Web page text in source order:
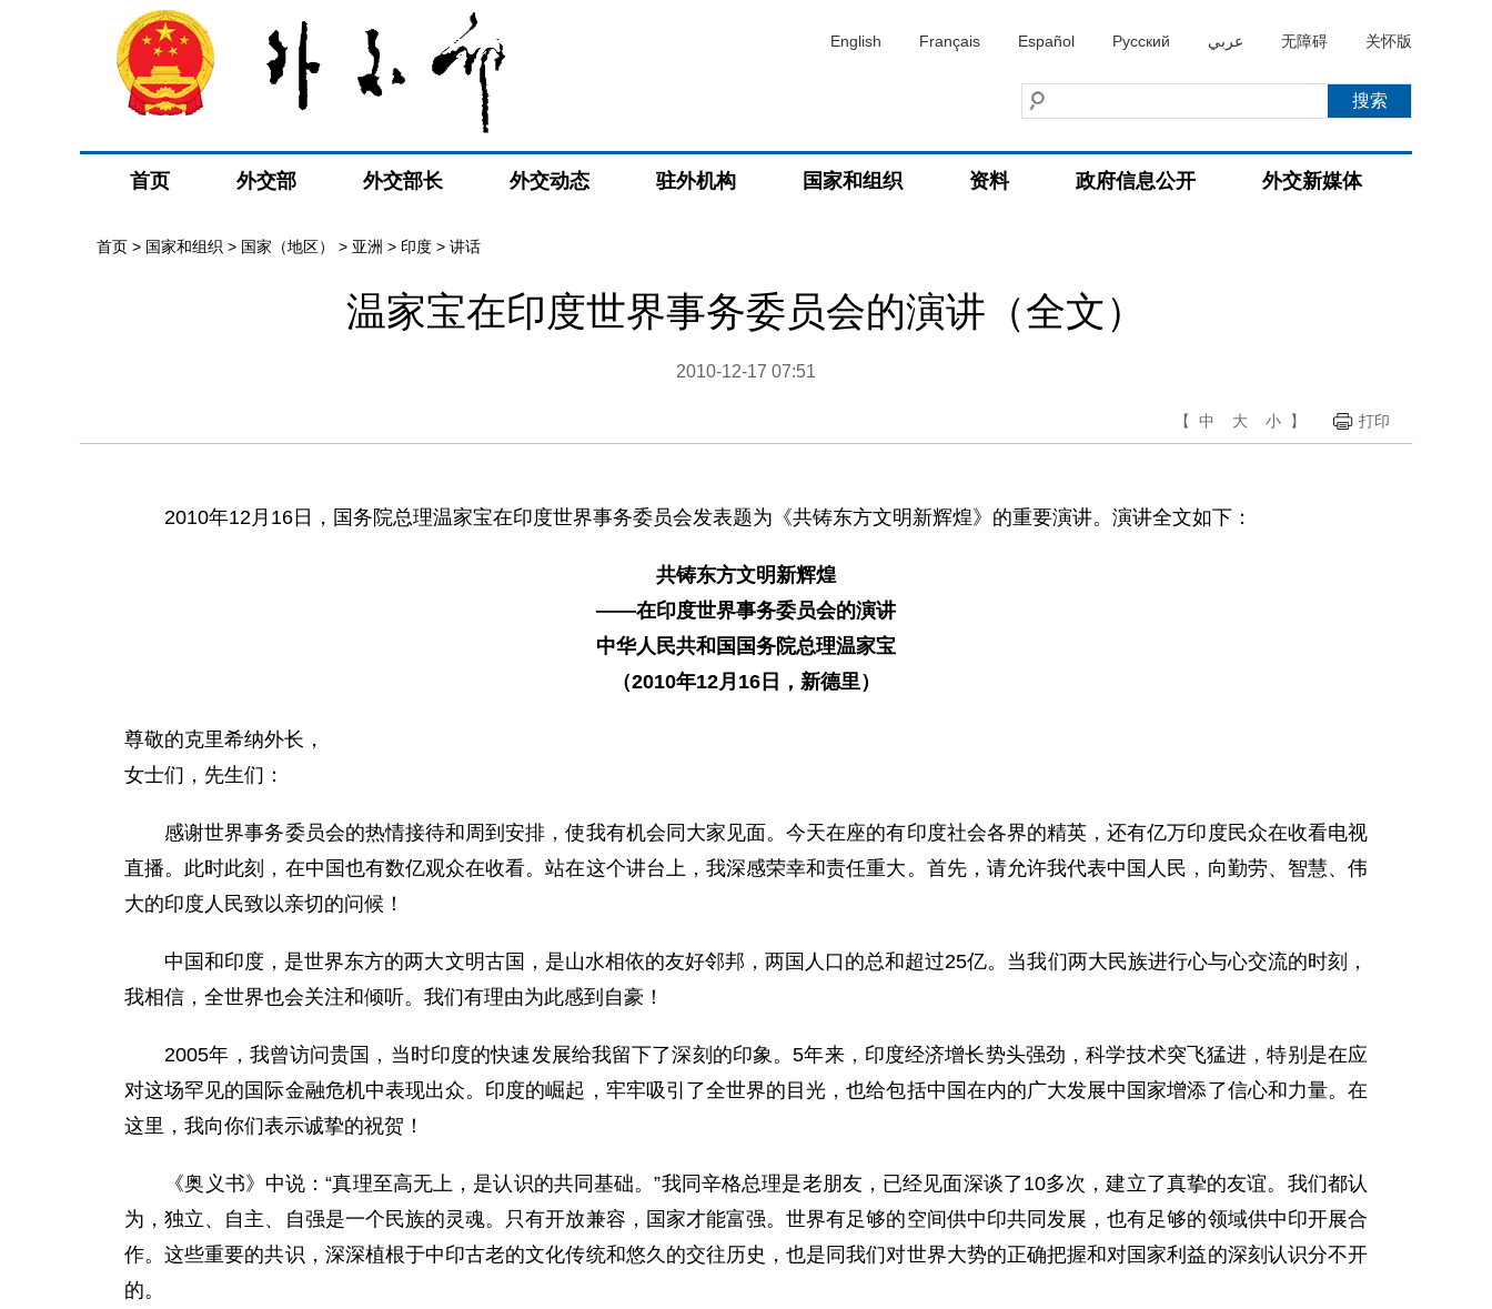
English Français Español Русский عربي 无障碍 关怀版
首页 外交部 外交部长 外交动态 驻外机构 国家和组织 资料 政府信息公开 外交新媒体
首页 > 国家和组织 > 国家（地区） > 亚洲 > 印度 > 讲话
温家宝在印度世界事务委员会的演讲（全文）
2010-12-17 07:51
【 中 大 小 】 打印
2010年12月16日，国务院总理温家宝在印度世界事务委员会发表题为《共铸东方文明新辉煌》的重要演讲。演讲全文如下：
共铸东方文明新辉煌
——在印度世界事务委员会的演讲
中华人民共和国国务院总理温家宝
（2010年12月16日，新德里）
尊敬的克里希纳外长，
女士们，先生们：
感谢世界事务委员会的热情接待和周到安排，使我有机会同大家见面。今天在座的有印度社会各界的精英，还有亿万印度民众在收看电视
直播。此时此刻，在中国也有数亿观众在收看。站在这个讲台上，我深感荣幸和责任重大。首先，请允许我代表中国人民，向勤劳、智慧、伟
大的印度人民致以亲切的问候！
中国和印度，是世界东方的两大文明古国，是山水相依的友好邻邦，两国人口的总和超过25亿。当我们两大民族进行心与心交流的时刻，
我相信，全世界也会关注和倾听。我们有理由为此感到自豪！
2005年，我曾访问贵国，当时印度的快速发展给我留下了深刻的印象。5年来，印度经济增长势头强劲，科学技术突飞猛进，特别是在应
对这场罕见的国际金融危机中表现出众。印度的崛起，牢牢吸引了全世界的目光，也给包括中国在内的广大发展中国家增添了信心和力量。在
这里，我向你们表示诚挚的祝贺！
《奥义书》中说：“真理至高无上，是认识的共同基础。”我同辛格总理是老朋友，已经见面深谈了10多次，建立了真挚的友谊。我们都认
为，独立、自主、自强是一个民族的灵魂。只有开放兼容，国家才能富强。世界有足够的空间供中印共同发展，也有足够的领域供中印开展合
作。这些重要的共识，深深植根于中印古老的文化传统和悠久的交往历史，也是同我们对世界大势的正确把握和对国家利益的深刻认识分不开
的。